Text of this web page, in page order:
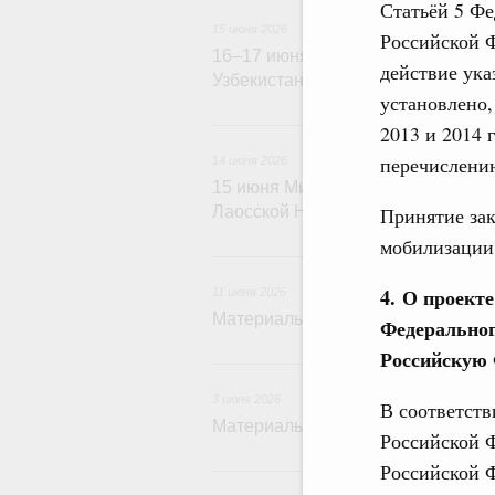
Статьёй 5
Российской
действие
2013 и 2014
Принятие
4. О
В
Российской
Российской
16–17 июня Михаил Мишустин
Узбекистан
14
15 июня Михаил Мишустин
Лаосской Народно-
Материалы к заседанию
Материалы к заседанию
1